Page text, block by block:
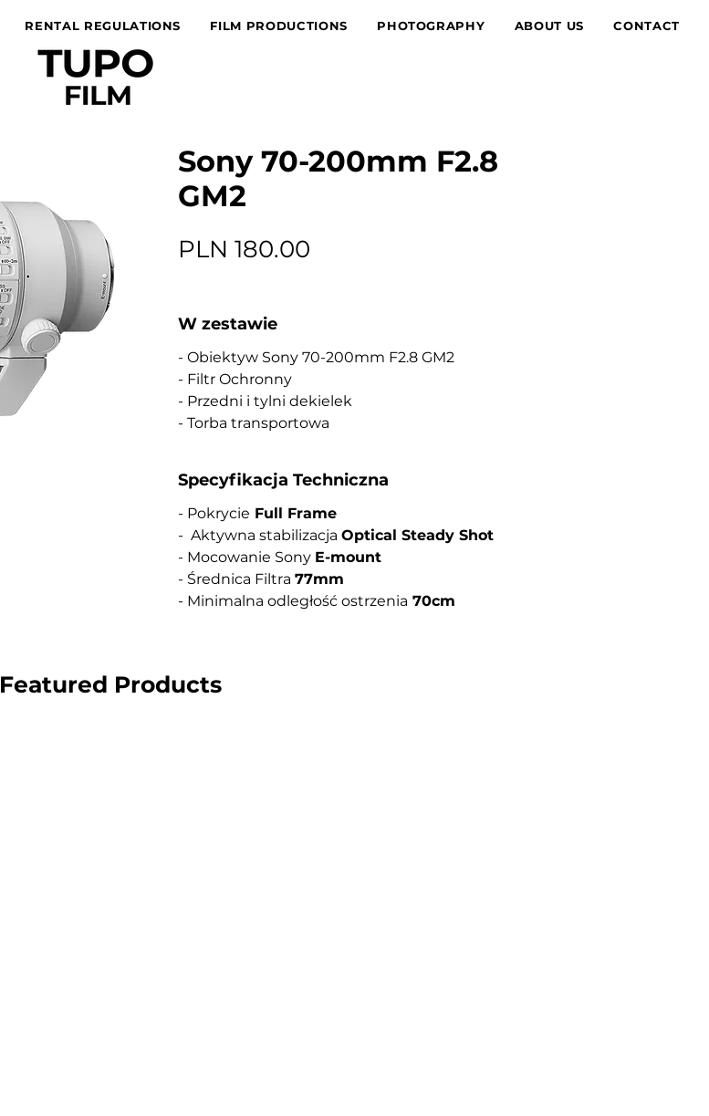
RENTAL REGULATIONS FILM PRODUCTIONS PHOTOGRAPHY ABOUT US CONTACT
Sony 70-200mm F2.8
GM2
PLN 180.00
W zestawie
- Obiektyw Sony 70-200mm F2.8 GM2
- Filtr Ochronny
- Przedni i tylni dekielek
- Torba transportowa
Specyfikacja Techniczna
- Pokrycie Full Frame
- Aktywna stabilizacja Optical Steady Shot
- Mocowanie Sony E-mount
- Średnica Filtra 77mm
- Minimalna odległość ostrzenia 70cm
Featured Products